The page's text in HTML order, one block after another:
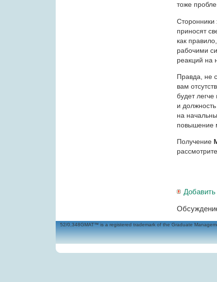
тоже
Сторонники
приносят
как
рабочими
реакций на
Правда, не
вам
будет
и
на
повышение
Получение
52/0,348GMAT™ is a registered trademark of the Graduate